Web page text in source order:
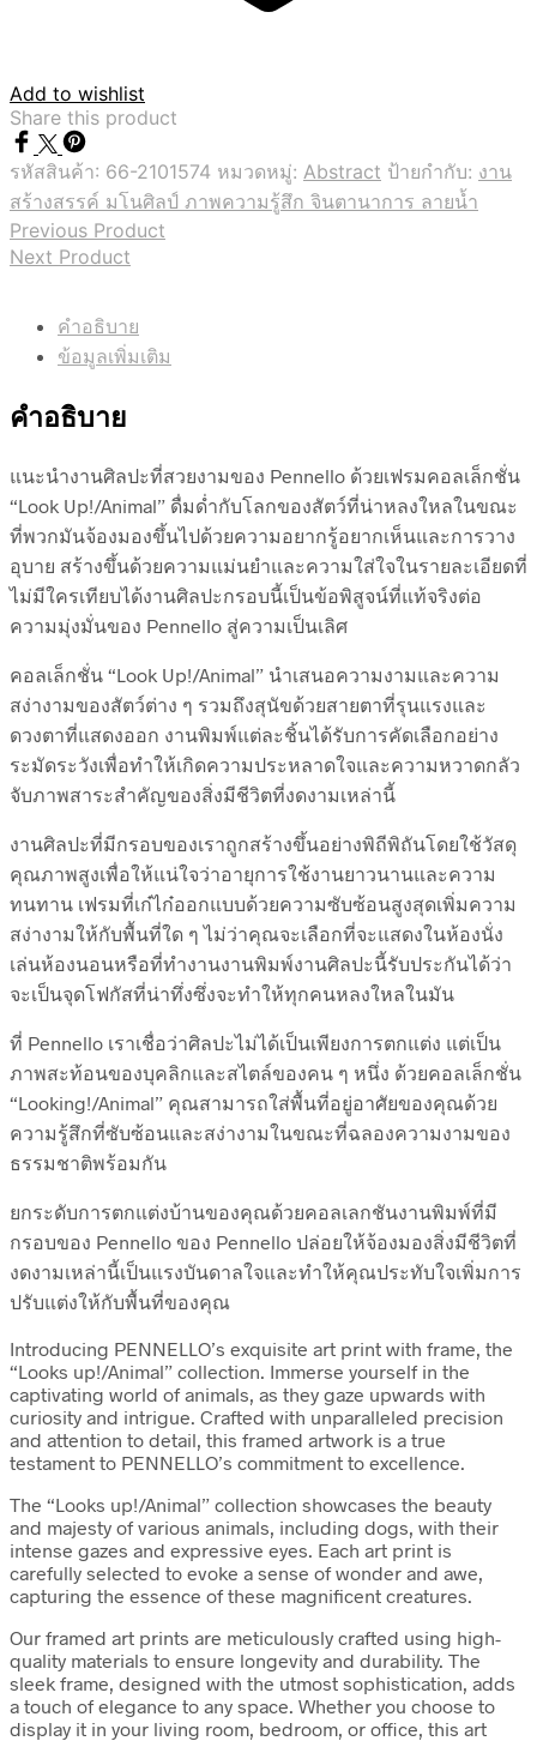
Add to wishlist
Share this product
รหัสสินค้า: 66-2101574 หมวดหมู่: Abstract ป้ายกำกับ: งาน
สร้างสรรค์ มโนศิลป์ ภาพความรู้สึก จินตานาการ ลายน้ำ
Previous Product
Next Product
คำอธิบาย
ข้อมูลเพิ่มเติม
คำอธิบาย
แนะนำงานศิลปะที่สวยงามของ Pennello ด้วยเฟรมคอลเล็กชั่น
“Look Up!/Animal” ดื่มด่ำกับโลกของสัตว์ที่น่าหลงใหลในขณะ
ที่พวกมันจ้องมองขึ้นไปด้วยความอยากรู้อยากเห็นและการวาง
อุบาย สร้างขึ้นด้วยความแม่นยำและความใส่ใจในรายละเอียดที่
ไม่มีใครเทียบได้งานศิลปะกรอบนี้เป็นข้อพิสูจน์ที่แท้จริงต่อ
ความมุ่งมั่นของ Pennello สู่ความเป็นเลิศ
คอลเล็กชั่น “Look Up!/Animal” นำเสนอความงามและความ
สง่างามของสัตว์ต่าง ๆ รวมถึงสุนัขด้วยสายตาที่รุนแรงและ
ดวงตาที่แสดงออก งานพิมพ์แต่ละชิ้นได้รับการคัดเลือกอย่าง
ระมัดระวังเพื่อทำให้เกิดความประหลาดใจและความหวาดกลัว
จับภาพสาระสำคัญของสิ่งมีชีวิตที่งดงามเหล่านี้
งานศิลปะที่มีกรอบของเราถูกสร้างขึ้นอย่างพิถีพิถันโดยใช้วัสดุ
คุณภาพสูงเพื่อให้แน่ใจว่าอายุการใช้งานยาวนานและความ
ทนทาน เฟรมที่เก๋ไก๋ออกแบบด้วยความซับซ้อนสูงสุดเพิ่มความ
สง่างามให้กับพื้นที่ใด ๆ ไม่ว่าคุณจะเลือกที่จะแสดงในห้องนั่ง
เล่นห้องนอนหรือที่ทำงานงานพิมพ์งานศิลปะนี้รับประกันได้ว่า
จะเป็นจุดโฟกัสที่น่าทึ่งซึ่งจะทำให้ทุกคนหลงใหลในมัน
ที่ Pennello เราเชื่อว่าศิลปะไม่ได้เป็นเพียงการตกแต่ง แต่เป็น
ภาพสะท้อนของบุคลิกและสไตล์ของคน ๆ หนึ่ง ด้วยคอลเล็กชั่น
“Looking!/Animal” คุณสามารถใส่พื้นที่อยู่อาศัยของคุณด้วย
ความรู้สึกที่ซับซ้อนและสง่างามในขณะที่ฉลองความงามของ
ธรรมชาติพร้อมกัน
ยกระดับการตกแต่งบ้านของคุณด้วยคอลเลกชันงานพิมพ์ที่มี
กรอบของ Pennello ของ Pennello ปล่อยให้จ้องมองสิ่งมีชีวิตที่
งดงามเหล่านี้เป็นแรงบันดาลใจและทำให้คุณประทับใจเพิ่มการ
ปรับแต่งให้กับพื้นที่ของคุณ
Introducing PENNELLO’s exquisite art print with frame, the
“Looks up!/Animal” collection. Immerse yourself in the
captivating world of animals, as they gaze upwards with
curiosity and intrigue. Crafted with unparalleled precision
and attention to detail, this framed artwork is a true
testament to PENNELLO’s commitment to excellence.
The “Looks up!/Animal” collection showcases the beauty
and majesty of various animals, including dogs, with their
intense gazes and expressive eyes. Each art print is
carefully selected to evoke a sense of wonder and awe,
capturing the essence of these magnificent creatures.
Our framed art prints are meticulously crafted using high-
quality materials to ensure longevity and durability. The
sleek frame, designed with the utmost sophistication, adds
a touch of elegance to any space. Whether you choose to
display it in your living room, bedroom, or office, this art